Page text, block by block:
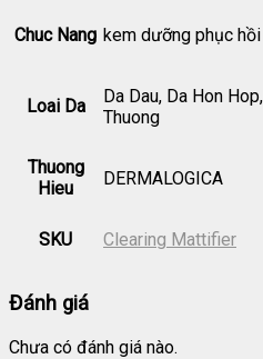
Chuc Nang kem dưỡng phục
Loai Da
Da Dau, Da Hon
Thuong
Thuong
Hieu
DERMALOGICA
SKU Clearing Mattifier
Đánh giá
Chưa có đánh giá nào.